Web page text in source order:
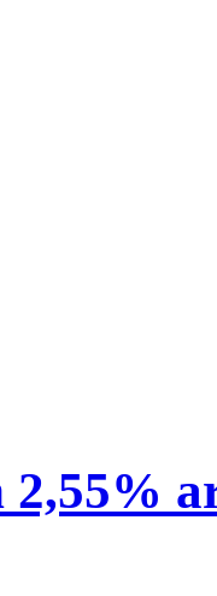
2,55%